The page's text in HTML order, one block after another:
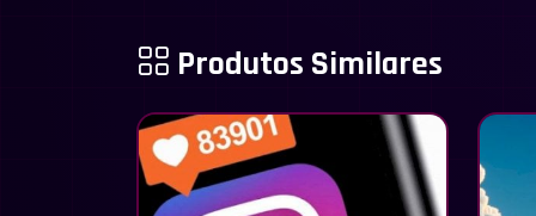
Produtos Similares